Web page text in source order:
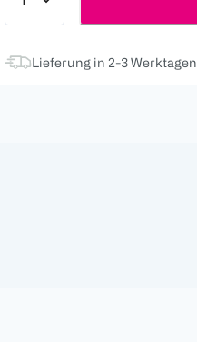
Lieferung in 2-3 Werktagen